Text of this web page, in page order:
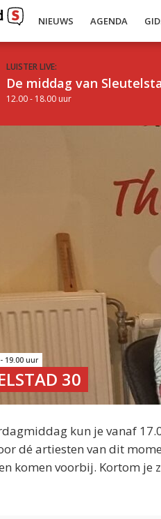
NIEUWS AGENDA
LUISTER LIVE:
De middag van
12.00 - 18.00 uur
19.00 uur
30
kun je vanaf
dé artiesten van dit
komen voorbij. Kortom je